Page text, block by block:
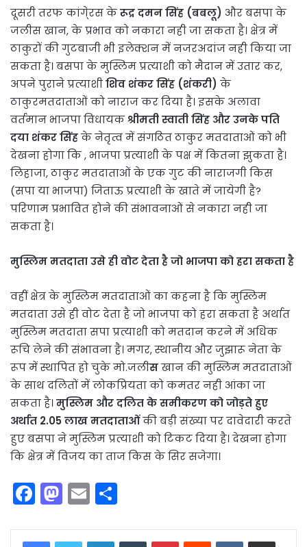
दूसरी तरफ कांगे्रस केरूद्र दमन सिंह (बबलू) और बसपा के
जलीस खान, के प्रभाव को नकारा नही जा सकता है। क्षेत्र में
ठाकुरों की गुटबाजी भी इलेक्शन में नजरअदांज नही किया जा
सकता है। बसपा के मुस्लिम प्रत्याशी को मैदान में उतार कर,
अपने पुराने प्रत्याशीशिव शंकर सिंह (शंकरी) के
ठाकुरमतदाताओं को नाराज कर दिया है। इसके अलावा
वर्तमान भाजपा विधायकश्रीमती स्वाती सिंह और उनके पति
दया शंकर सिंहके नेतृत्व में संगठित ठाकुर मतदाताओं को भी
देखना होगा कि , भाजपा प्रत्याशी के पक्ष में कितना झुकता है।
लिहाजा, ठाकुर मतदाताओं के एक गुट की नाराजगी किस
(सपा या भाजपा) जिताऊ प्रत्याशी के खाते में जायेगी है?
परिणाम प्रभावित होने की संभावनाओं से नकारा नही जा
सकता है।
मुस्लिम मतदाता उसे ही वोट देता है जो भाजपा को हरा सकता है
वहीं क्षेत्र के मुस्लिम मतदाताओं का कहना है कि मुस्लिम
मतदाता उसे ही वोट देता है जो भाजपा को हरा सकता है अर्थात
मुस्लिम मतदाता सपा प्रत्याशी को मतदान करने में अधिक
रूचि लेने की संभावना है। मगर, स्थानीय और जुझारू नेता के
रूप में स्थापित हो चुके मो.जलीसखान की मुस्लिम मतदाताओं
के साथ दलितों में लोकप्रियता को कमतर नही आंका जा
सकता है।मुस्लिम और दलित के समीकरण को जोड़ते हुए
अर्थात 2.05 लाख मतदाताओंकी बड़ी संख्या पर दावेदारी करते
हुए बसपा ने मुस्लिम प्रत्याशी को टिकट दिया है। देखना होगा
कि क्षेत्र में विजय का ताज किस के सिर सजेगा।
F
a
c
M
a
st
E
m
ai ar
LinkedInTumblrPinterestReddit VKontakteShare via Email